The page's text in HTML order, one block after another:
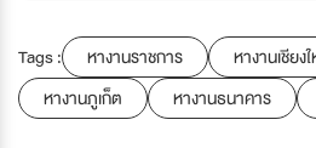
Tags : หางานราชการ หางานเชียง
หางานภูเก็ต
หางานธนาคาร